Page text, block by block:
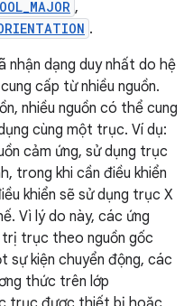
,
.
dạng duy nhất do hệ
cấp từ nhiều nguồn.
nhiều nguồn có thể cung
cùng một trục. Ví dụ:
cảm ứng, sử dụng trục
trong khi cần điều khiển
khiển sẽ sử dụng trục X
Vì lý do này, các ứng
trị trục theo nguồn gốc
sự kiện chuyển động, các
thức trên lớp